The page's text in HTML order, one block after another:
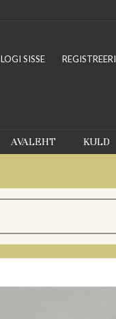
LOGI SISSE REGISTREERI
AVALEHT KULD